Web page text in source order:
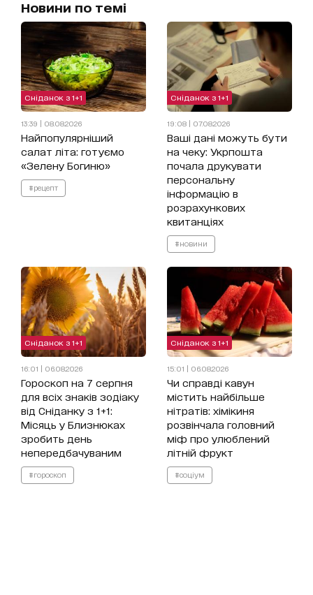
Новини по темі
Сніданок з 1+1
13:39 | 08.08.2026
Найпопулярніший
салат літа: готуємо
«Зелену Богиню»
#рецепт
Сніданок з 1+1
19:08 | 07.08.2026
Ваші дані можуть бути
на чеку: Укрпошта
почала друкувати
персональну
інформацію в
розрахункових
квитанціях
#новини
Сніданок з 1+1
16:01 | 06.08.2026
Гороскоп на 7 серпня
для всіх знаків зодіаку
від Сніданку з 1+1:
Місяць у Близнюках
зробить день
непередбачуваним
#гороскоп
Сніданок з 1+1
15:01 | 06.08.2026
Чи справді кавун
містить найбільше
нітратів: хімікиня
розвінчала головний
міф про улюблений
літній фрукт
#соціум